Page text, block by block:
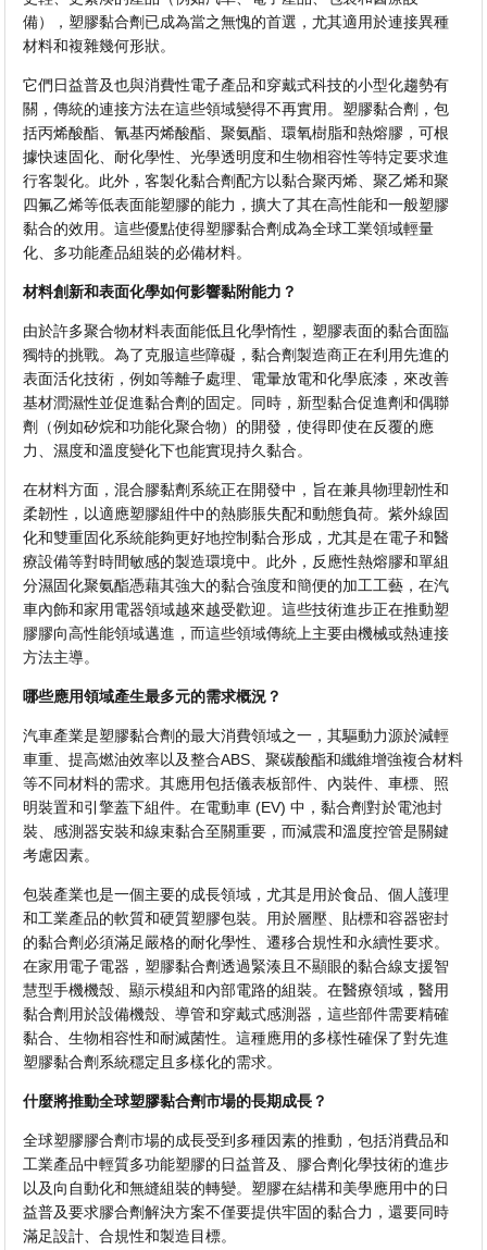
備），塑膠黏合劑已成為當之無愧的首選，尤其適用於連接異種
材料和複雜幾何形狀。
它們日益普及也與消費性電子產品和穿戴式科技的小型化趨勢有
關，傳統的連接方法在這些領域變得不再實用。塑膠黏合劑，包
括丙烯酸酯、氰基丙烯酸酯、聚氨酯、環氧樹脂和熱熔膠，可根
據快速固化、耐化學性、光學透明度和生物相容性等特定要求進
行客製化。此外，客製化黏合劑配方以黏合聚丙烯、聚乙烯和聚
四氟乙烯等低表面能塑膠的能力，擴大了其在高性能和一般塑膠
黏合的效用。這些優點使得塑膠黏合劑成為全球工業領域輕量
化、多功能產品組裝的必備材料。
材料創新和表面化學如何影響黏附能力？
由於許多聚合物材料表面能低且化學惰性，塑膠表面的黏合面臨
獨特的挑戰。為了克服這些障礙，黏合劑製造商正在利用先進的
表面活化技術，例如等離子處理、電暈放電和化學底漆，來改善
基材潤濕性並促進黏合劑的固定。同時，新型黏合促進劑和偶聯
劑（例如矽烷和功能化聚合物）的開發，使得即使在反覆的應
力、濕度和溫度變化下也能實現持久黏合。
在材料方面，混合膠黏劑系統正在開發中，旨在兼具物理韌性和
柔韌性，以適應塑膠組件中的熱膨脹失配和動態負荷。紫外線固
化和雙重固化系統能夠更好地控制黏合形成，尤其是在電子和醫
療設備等對時間敏感的製造環境中。此外，反應性熱熔膠和單組
分濕固化聚氨酯憑藉其強大的黏合強度和簡便的加工工藝，在汽
車內飾和家用電器領域越來越受歡迎。這些技術進步正在推動塑
膠膠向高性能領域邁進，而這些領域傳統上主要由機械或​​熱連接
方法主導。
哪些應用領域產生最多元的需求概況？
汽車產業是塑膠黏合劑的最大消費領域之一，其驅動力源於減輕
車重、提高燃油效率以及整合ABS、聚碳酸酯和纖維增強複合材料
等不同材料的需求。其應用包括儀表板部件、內裝件、車標、照
明裝置和引擎蓋下組件。在電動車 (EV) 中，黏合劑對於電池封
裝、感測器安裝和線束黏合至關重要，而減震和溫度控管是關鍵
考慮因素。
包裝產業也是一個主要的成長領域，尤其是用於食品、個人護理
和工業產品的軟質和硬質塑膠包裝。用於層壓、貼標和容器密封
的黏合劑必須滿足嚴格的耐化學性、遷移合規性和永續性要求。
在家用電子電器，塑膠黏合劑透過緊湊且不顯眼的黏合線支援智
慧型手機機殼、顯示模組和內部電路的組裝。在醫療領域，醫用
黏合劑用於設備機殼、導管和穿戴式感測器，這些部件需要精確
黏合、生物相容性和耐滅菌性。這種應用的多樣性確保了對先進
塑膠黏合劑系統穩定且多樣化的需求。
什麼將推動全球塑膠黏合劑市場的長期成長？
全球塑膠膠合劑市場的成長受到多種因素的推動，包括消費品和
工業產品中輕質多功能塑膠的日益普及、膠合劑化學技術的進步
以及向自動化和無縫組裝的轉變。塑膠在結構和美學應用中的日
益普及要求膠合劑解決方案不僅要提供牢固的黏合力，還要同時
滿足設計、合規性和製造目標。